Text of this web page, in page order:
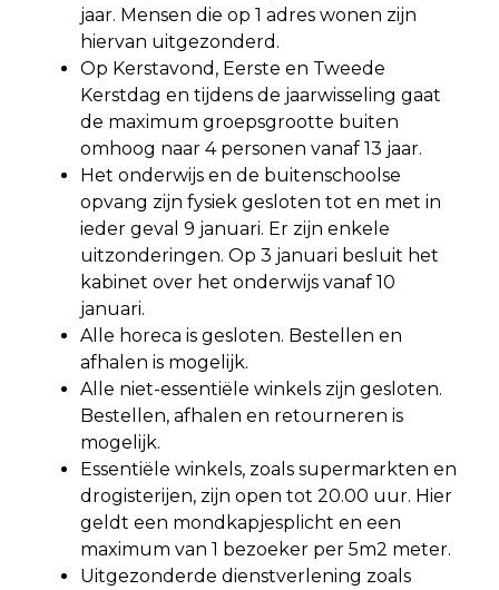
jaar. Mensen die op 1 adres wonen zijn
hiervan uitgezonderd.
Op Kerstavond, Eerste en Tweede
Kerstdag en tijdens de jaarwisseling gaat
de maximum groepsgrootte buiten
omhoog naar 4 personen vanaf 13 jaar.
Het onderwijs en de buitenschoolse
opvang zijn fysiek gesloten tot en met in
ieder geval 9 januari. Er zijn enkele
uitzonderingen. Op 3 januari besluit het
kabinet over het onderwijs vanaf 10
januari.
Alle horeca is gesloten. Bestellen en
afhalen is mogelijk.
Alle niet-essentiële winkels zijn gesloten.
Bestellen, afhalen en retourneren is
mogelijk.
Essentiële winkels, zoals supermarkten en
drogisterijen, zijn open tot 20.00 uur. Hier
geldt een mondkapjesplicht en een
maximum van 1 bezoeker per 5m2 meter.
Uitgezonderde dienstverlening zoals